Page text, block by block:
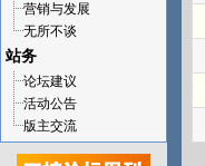
营销与发展
无所不谈
站务
论坛建议
活动公告
版主交流